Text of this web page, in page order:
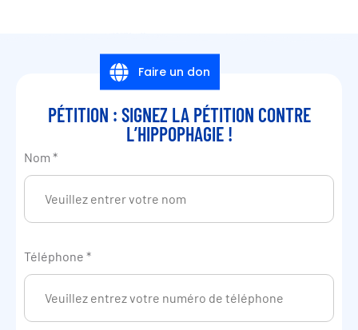
PÉTITION : SIGNEZ LA PÉTITION CONTRE
L’HIPPOPHAGIE !
Nom *
Téléphone *
Faire un don